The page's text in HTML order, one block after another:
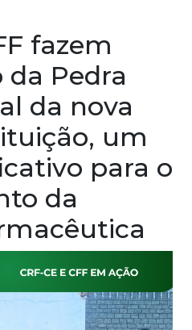
fazem
Pedra
da nova
um
para o
da